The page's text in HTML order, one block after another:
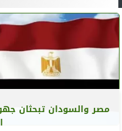
مصر والسودان تبحثان